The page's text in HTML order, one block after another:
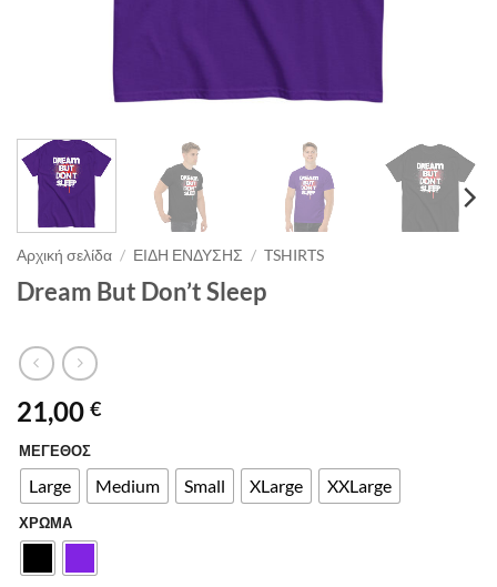
Αρχική σελίδα / ΕΙΔΗ ΕΝΔΥΣΗΣ / TSHIRTS
Dream But Don’t Sleep
21,00 €
ΜΕΓΕΘΟΣ
Large Medium Small XLarge XXLarge
ΧΡΩΜΑ
Alternative: